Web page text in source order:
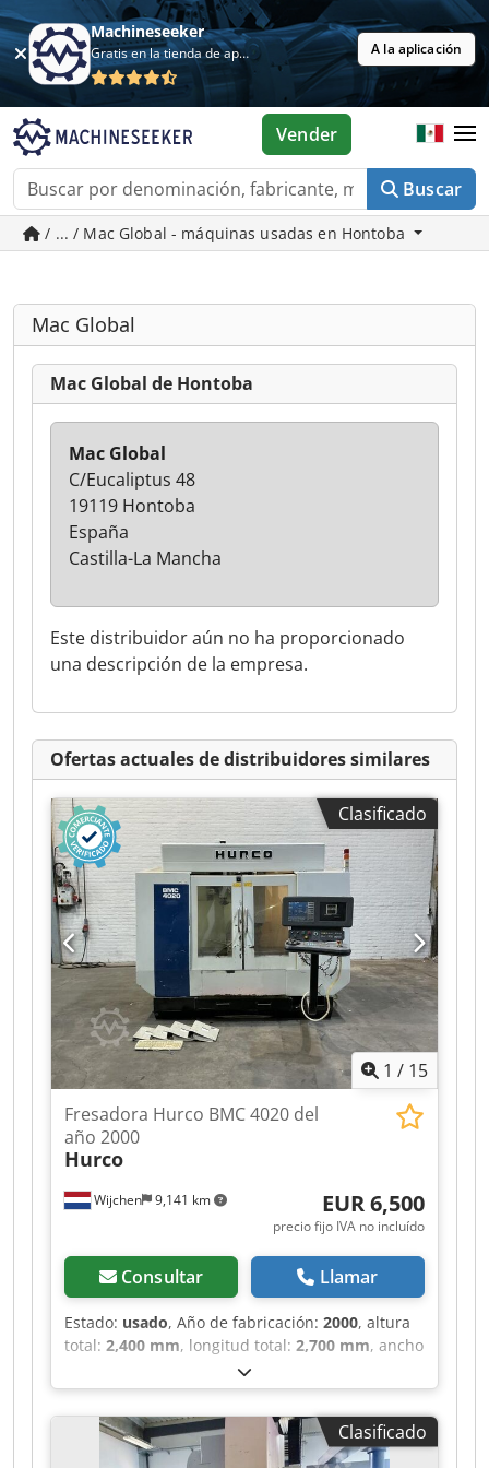
Machineseeker
Gratis en la tienda de aplicaciones A la aplicación
Buscar
Vender
/ ... / Mac Global - máquinas usadas en Hontoba
Mac Global
Mac Global de Hontoba
Este distribuidor aún no ha proporcionado
una descripción de la empresa.
Mac Global
C/Eucaliptus 48
19119 Hontoba
España
Castilla-La Mancha
Ofertas actuales de distribuidores similares
Clasificado
1 / 15
Wijchen 9,141 km
Fresadora Hurco BMC 4020 del
año 2000
Hurco
EUR 6,500
precio fijo IVA no incluído
Consultar Llamar
Estado: usado, Año de fabricación: 2000, altura
total: 2,400 mm, longitud total: 2,700 mm, ancho
, Color: Blanco Peso en vacío:
5000 kg CNC Tipo digital: UNIMAX Número de
ejes: 3 Recorrido en X: 1020 mm Recorrido en Y:
510 mm Recorrido en Z: 610 mm Velocidad
mínima del husillo: 80 rpm Velocidad máxima
Clasificado